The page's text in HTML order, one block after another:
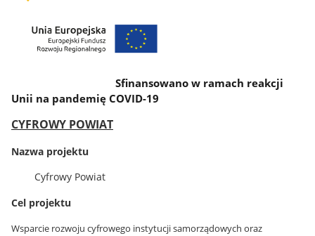
Sfinansowano w ramach reakcji
Unii na pandemię COVID-19
CYFROWY POWIAT
Nazwa projektu
Cyfrowy Powiat
Cel projektu
Wsparcie rozwoju cyfrowego instytucji samorządowych oraz